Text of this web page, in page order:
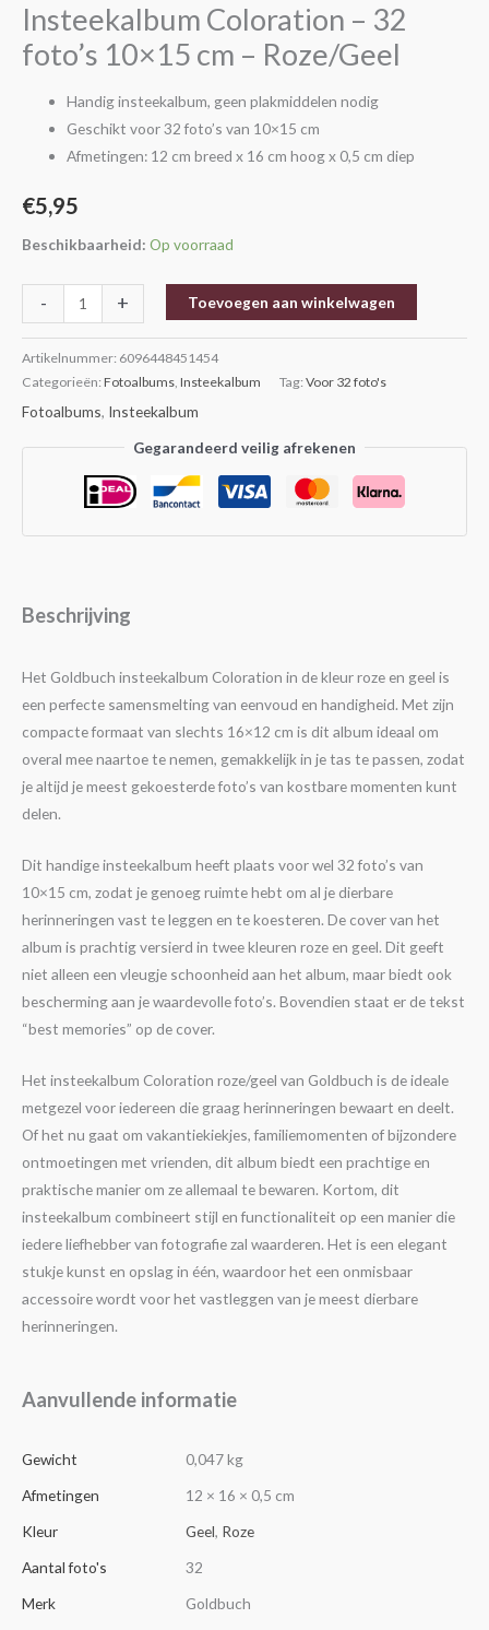
Insteekalbum Coloration – 32
foto’s 10×15 cm – Roze/Geel
Handig insteekalbum, geen plakmiddelen nodig
Geschikt voor 32 foto’s van 10×15 cm
Afmetingen: 12 cm breed x 16 cm hoog x 0,5 cm diep
€5,95
Beschikbaarheid: Op voorraad
-
10x15
cm
Roze/Geel
aantal
+ Toevoegen aan winkelwagen
Artikelnummer: 6096448451454
Categorieën: Fotoalbums Insteekalbum Tag: Voor 32 foto's
Fotoalbums, Insteekalbum
Gegarandeerd veilig afrekenen
Beschrijving
Het Goldbuch insteekalbum Coloration in de kleur roze en geel is
een perfecte samensmelting van eenvoud en handigheid. Met zijn
compacte formaat van slechts 16×12 cm is dit album ideaal om
overal mee naartoe te nemen, gemakkelijk in je tas te passen, zodat
je altijd je meest gekoesterde foto’s van kostbare momenten kunt
delen.
Dit handige insteekalbum heeft plaats voor wel 32 foto’s van
10×15 cm, zodat je genoeg ruimte hebt om al je dierbare
herinneringen vast te leggen en te koesteren. De cover van het
album is prachtig versierd in twee kleuren roze en geel. Dit geeft
niet alleen een vleugje schoonheid aan het album, maar biedt ook
bescherming aan je waardevolle foto’s. Bovendien staat er de tekst
“best memories” op de cover.
Het insteekalbum Coloration roze/geel van Goldbuch is de ideale
metgezel voor iedereen die graag herinneringen bewaart en deelt.
Of het nu gaat om vakantiekiekjes, familiemomenten of bijzondere
ontmoetingen met vrienden, dit album biedt een prachtige en
praktische manier om ze allemaal te bewaren. Kortom, dit
insteekalbum combineert stijl en functionaliteit op een manier die
iedere liefhebber van fotografie zal waarderen. Het is een elegant
stukje kunst en opslag in één, waardoor het een onmisbaar
accessoire wordt voor het vastleggen van je meest dierbare
herinneringen.
Aanvullende informatie
Gewicht
0,047 kg
Afmetingen
12 × 16 × 0,5 cm
Kleur
Geel, Roze
Aantal foto's
32
Merk
Goldbuch